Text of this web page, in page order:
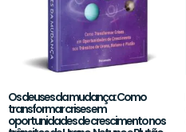
Os deuses da mudança: Como
transformar crises em
oportunidades de crescimento nos